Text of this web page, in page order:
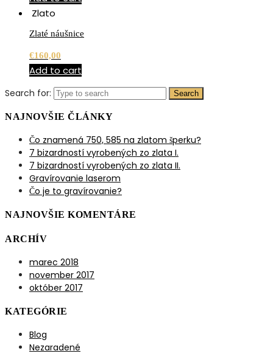
Zlato
Zlaté náušnice
€160,00
Add to cart
Search for: Search
NAJNOVŠIE ČLÁNKY
Čo znamená 750, 585 na zlatom šperku?
7 bizardností vyrobených zo zlata I.
7 bizardností vyrobených zo zlata II.
Gravírovanie laserom
Čo je to gravírovanie?
NAJNOVŠIE KOMENTÁRE
ARCHÍV
marec 2018
november 2017
október 2017
KATEGÓRIE
Blog
Nezaradené